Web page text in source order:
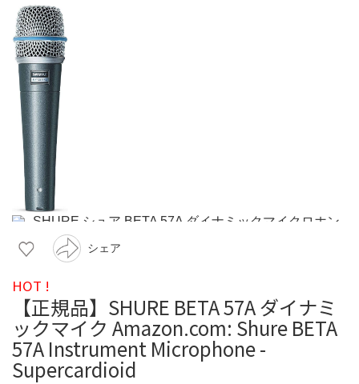
シェア
HOT !
【正規品】SHURE BETA 57A ダイナミ
ックマイク Amazon.com: Shure BETA
57A Instrument Microphone -
Supercardioid